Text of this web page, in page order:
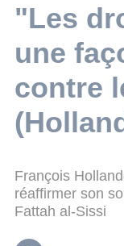
"Les
une
contre
François
réaffirmer son
Fattah al-Sissi